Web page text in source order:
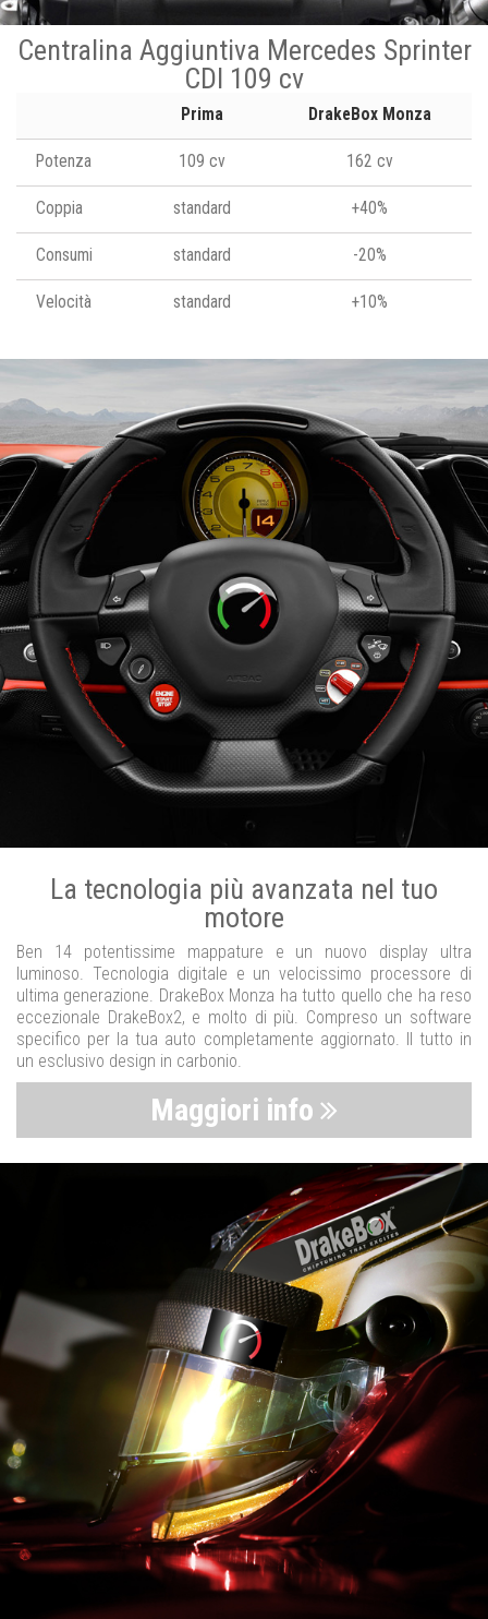
Centralina Aggiuntiva Mercedes Sprinter
CDI 109 cv
Prima DrakeBox Monza
Potenza 109 cv 162 cv
Coppia standard +40%
Consumi standard -20%
Velocità standard +10%
La tecnologia più avanzata nel tuo
motore
Ben 14 potentissime mappature e un nuovo display ultra
luminoso. Tecnologia digitale e un velocissimo processore di
ultima generazione. DrakeBox Monza ha tutto quello che ha reso
eccezionale DrakeBox2, e molto di più. Compreso un software
specifico per la tua auto completamente aggiornato. Il tutto in
un esclusivo design in carbonio.
Maggiori info